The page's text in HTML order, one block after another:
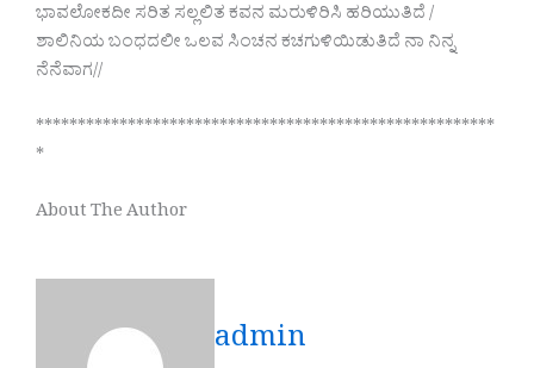
ಭಾವಲೋಕದೀ ಸರಿತ ಸಲ್ಲಲಿತ ಕವನ ಮರುಳಿರಿಸಿ ಹರಿಯುತಿದೆ /
ಶಾಲಿನಿಯ ಬಂಧದಲೀ ಒಲವ ಸಿಂಚನ ಕಚಗುಳಿಯಿಡುತಿದೆ ನಾ ನಿನ್ನ
ನೆನೆವಾಗ//
*******************************************************
*
About The Author
admin